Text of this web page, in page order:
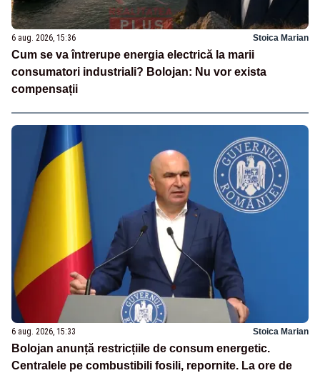
6 aug. 2026, 15:36 Stoica Marian
Cum se va întrerupe energia electrică la marii
consumatori industriali? Bolojan: Nu vor exista
compensații
6 aug. 2026, 15:33 Stoica Marian
Bolojan anunță restricțiile de consum energetic.
Centralele pe combustibili fosili, repornite. La ore de